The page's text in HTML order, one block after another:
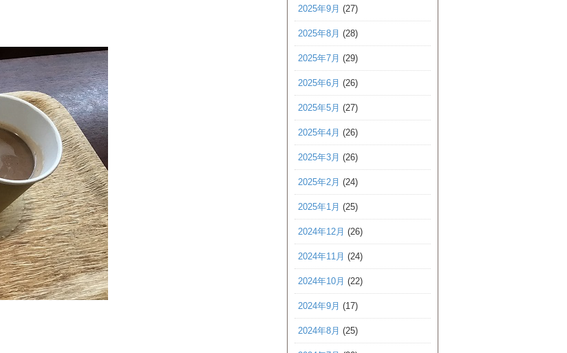
2025年9月 (27)
2025年8月 (28)
2025年7月 (29)
2025年6月 (26)
2025年5月 (27)
2025年4月 (26)
2025年3月 (26)
2025年2月 (24)
2025年1月 (25)
2024年12月 (26)
2024年11月 (24)
2024年10月 (22)
2024年9月 (17)
2024年8月 (25)